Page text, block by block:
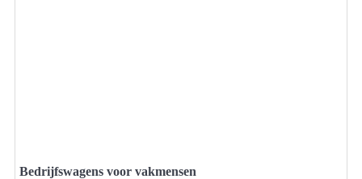
Bedrijfswagens voor vakmensen